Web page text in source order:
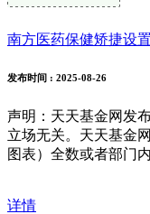
南方医药保健矫捷设
发布时间 : 2025-08-26
声明：天天基金网发
立场无关。天天基金
图表）全数或者部门
详情